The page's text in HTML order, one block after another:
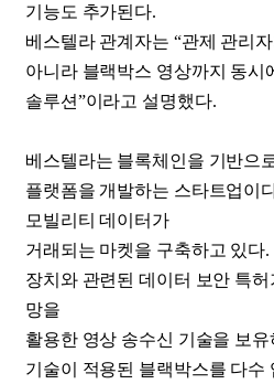
기능도 추가된다.
베스텔라 관계자는 “관제 관리
아니라 블랙박스 영상까지 동시
솔루션”이라고 설명했다.
베스텔라는 블록체인을 기반으
플랫폼을 개발하는 스타트업이
모빌리티 데이터가
거래되는 마켓을 구축하고 있다
장치와 관련된 데이터 보안 특
망을
활용한 영상 송수신 기술을 보
기술이 적용된 블랙박스를 다수